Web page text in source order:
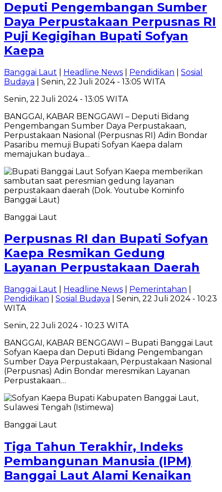
Deputi Pengembangan Sumber
Daya Perpustakaan Perpusnas RI
Puji Kegigihan Bupati Sofyan
Kaepa
Banggai Laut Headline News Pendidikan
Sosial
Budaya | Senin, 22 Juli 2024 - 13:05 WITA
Senin, 22 Juli 2024 - 13:05 WITA
BANGGAI, KABAR BENGGAWI – Deputi Bidang
Pengembangan Sumber Daya Perpustakaan,
Perpustakaan Nasional (Perpusnas RI) Adin Bondar
Pasaribu memuji Bupati Sofyan Kaepa dalam
memajukan budaya…
Banggai Laut
Perpusnas RI dan Bupati Sofyan
Kaepa Resmikan Gedung
Layanan Perpustakaan Daerah
Banggai Laut Headline News Pemerintahan
Pendidikan
Sosial Budaya | Senin, 22 Juli 2024 - 10:23
WITA
Senin, 22 Juli 2024 - 10:23 WITA
BANGGAI, KABAR BENGGAWI – Bupati Banggai Laut
Sofyan Kaepa dan Deputi Bidang Pengembangan
Sumber Daya Perpustakaan, Perpustakaan Nasional
(Perpusnas) Adin Bondar meresmikan Layanan
Perpustakaan…
Banggai Laut
Tiga Tahun Terakhir, Indeks
Pembangunan Manusia (IPM)
Banggai Laut Alami Kenaikan